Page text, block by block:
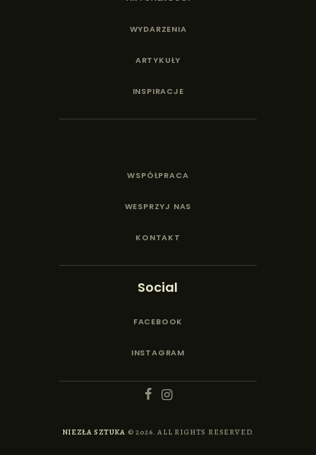
WYDARZENIA
ARTYKUŁY
INSPIRACJE
WSPÓŁPRACA
WESPRZYJ NAS
KONTAKT
Social
FACEBOOK
INSTAGRAM
NIEZŁA SZTUKA © 2026. ALL RIGHTS RESERVED.